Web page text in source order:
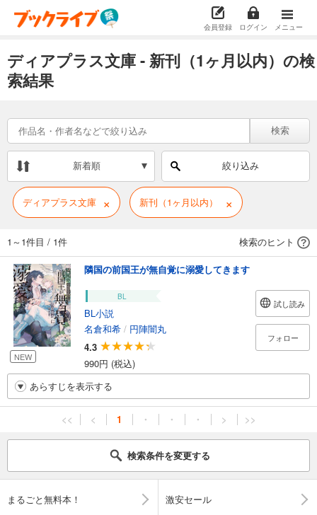
会員登録 ログイン メニュー
ディアプラス文庫 - 新刊（1ヶ月以内）の検
索結果
検索
新着順 絞り込み
ディアプラス文庫 × 新刊（1ヶ月以内） ×
1～1件目 / 1件 検索のヒント
NEW
隣国の前国王が無自覚に溺愛してきます
BL
BL小説
名倉和希 / 円陣闇丸
4.3
990円 (税込)
試し読み
フォロー
あらすじを表示する
<< < 1 ・ ・ ・ > >>
検索条件を変更する
まるごと無料本！ 激安セール